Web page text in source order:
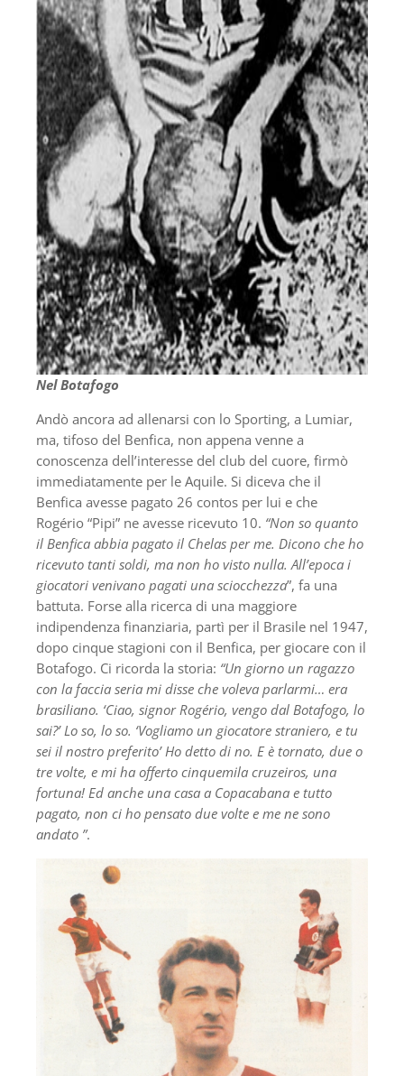
Nel Botafogo
Andò ancora ad allenarsi con lo Sporting, a Lumiar,
ma, tifoso del Benfica, non appena venne a
conoscenza dell’interesse del club del cuore, firmò
immediatamente per le Aquile. Si diceva che il
Benfica avesse pagato 26 contos per lui e che
Rogério “Pipi” ne avesse ricevuto 10. “Non so quanto
il Benfica abbia pagato il Chelas per me. Dicono che ho
ricevuto tanti soldi, ma non ho visto nulla. All’epoca i
giocatori venivano pagati una sciocchezza”, fa una
battuta. Forse alla ricerca di una maggiore
indipendenza finanziaria, partì per il Brasile nel 1947,
dopo cinque stagioni con il Benfica, per giocare con il
Botafogo. Ci ricorda la storia: “Un giorno un ragazzo
con la faccia seria mi disse che voleva parlarmi… era
brasiliano. ‘Ciao, signor Rogério, vengo dal Botafogo, lo
sai?’ Lo so, lo so. ‘Vogliamo un giocatore straniero, e tu
sei il nostro preferito’ Ho detto di no. E è tornato, due o
tre volte, e mi ha offerto cinquemila cruzeiros, una
fortuna! Ed anche una casa a Copacabana e tutto
pagato, non ci ho pensato due volte e me ne sono
andato ”.